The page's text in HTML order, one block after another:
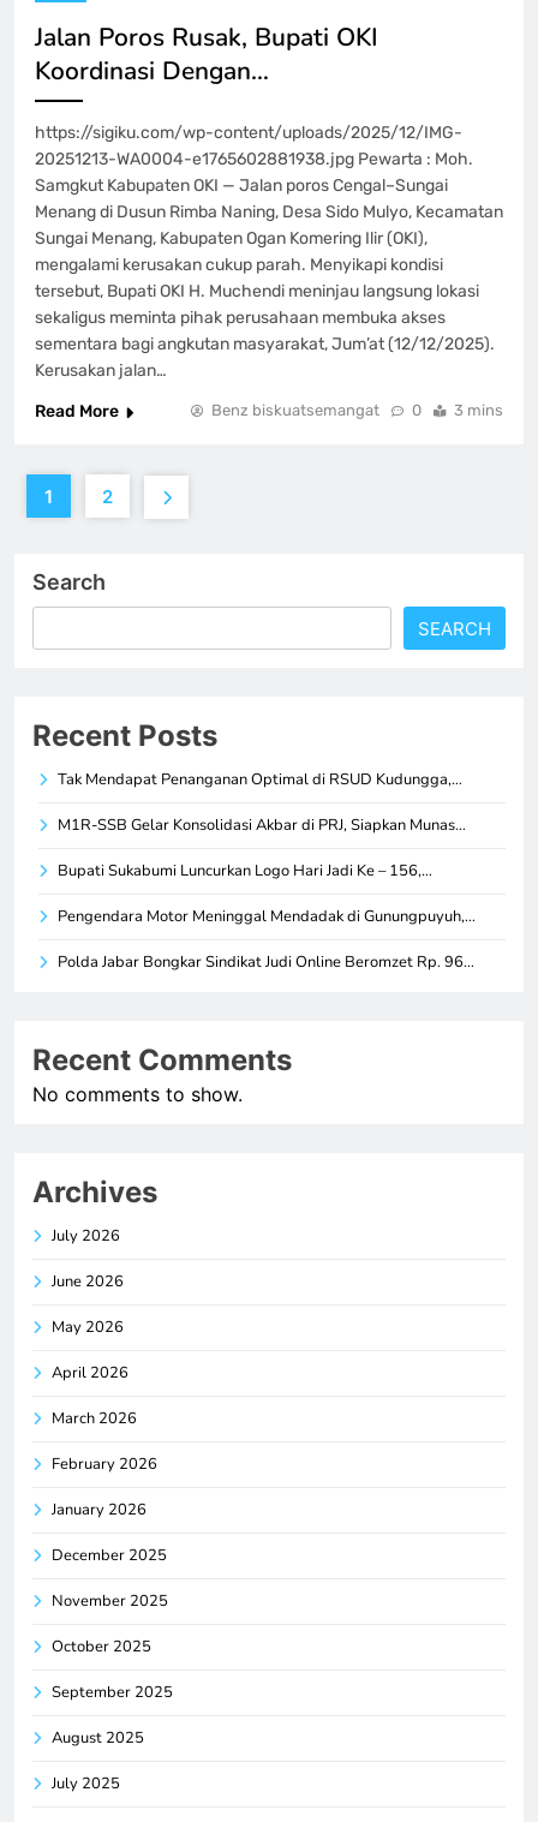
Jalan Poros Rusak, Bupati OKI
Koordinasi Dengan…
https://sigiku.com/wp-content/uploads/2025/12/IMG-
20251213-WA0004-e1765602881938.jpg Pewarta : Moh.
Samgkut Kabupaten OKI — Jalan poros Cengal–Sungai
Menang di Dusun Rimba Naning, Desa Sido Mulyo, Kecamatan
Sungai Menang, Kabupaten Ogan Komering Ilir (OKI),
mengalami kerusakan cukup parah. Menyikapi kondisi
tersebut, Bupati OKI H. Muchendi meninjau langsung lokasi
sekaligus meminta pihak perusahaan membuka akses
sementara bagi angkutan masyarakat, Jum’at (12/12/2025).
Kerusakan jalan…
Read More
Benz biskuatsemangat 0 3 mins
1 2
Search
SEARCH
Recent Posts
Tak Mendapat Penanganan Optimal di RSUD Kudungga,…
M1R-SSB Gelar Konsolidasi Akbar di PRJ, Siapkan Munas…
Bupati Sukabumi Luncurkan Logo Hari Jadi Ke – 156,…
Pengendara Motor Meninggal Mendadak di Gunungpuyuh,…
Polda Jabar Bongkar Sindikat Judi Online Beromzet Rp. 96…
Recent Comments
No comments to show.
Archives
July 2026
June 2026
May 2026
April 2026
March 2026
February 2026
January 2026
December 2025
November 2025
October 2025
September 2025
August 2025
July 2025